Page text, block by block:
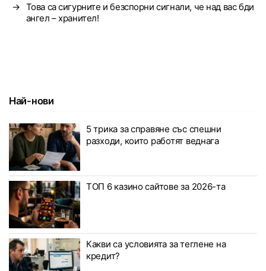
→ Това са сигурните и безспорни сигнали, че над вас бди
ангел – хранител!
Най-нови
5 трика за справяне със спешни
разходи, които работят веднага
ТОП 6 казино сайтове за 2026-та
Какви са условията за теглене на
кредит?